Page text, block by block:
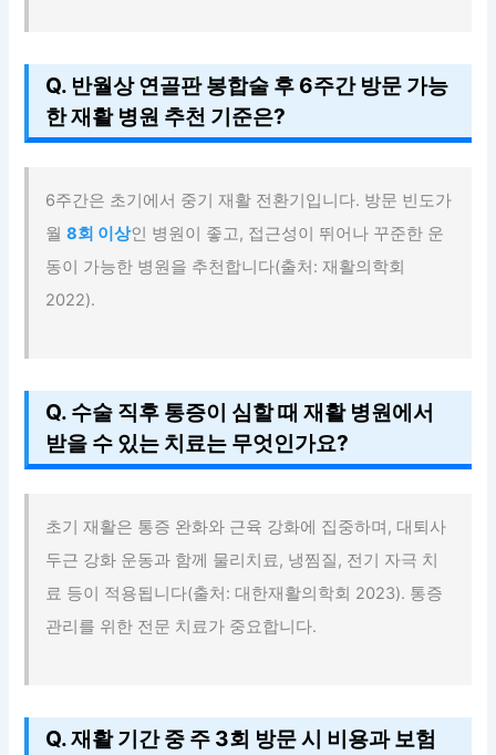
Q. 반월상 연골판 봉합술 후 6주간 방문 가능
한 재활 병원 추천 기준은?
6주간은 초기에서 중기 재활 전환기입니다. 방문 빈도가
월8회 이상인 병원이 좋고, 접근성이 뛰어나 꾸준한 운
동이 가능한 병원을 추천합니다(출처: 재활의학회
2022).
Q. 수술 직후 통증이 심할 때 재활 병원에서
받을 수 있는 치료는 무엇인가요?
초기 재활은 통증 완화와 근육 강화에 집중하며, 대퇴사
두근 강화 운동과 함께 물리치료, 냉찜질, 전기 자극 치
료 등이 적용됩니다(출처: 대한재활의학회 2023). 통증
관리를 위한 전문 치료가 중요합니다.
Q. 재활 기간 중 주 3회 방문 시 비용과 보험